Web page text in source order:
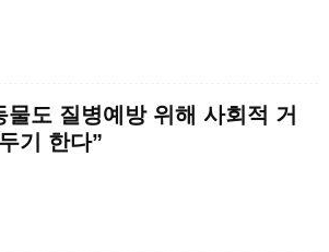
물도 질병예방 위해 사회적 거
기 한다”